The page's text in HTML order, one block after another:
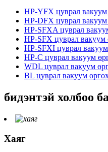
HP-YFX цуврал вакуум
HP-DFX цуврал вакуум
HP-SFXA цуврал
HP-SFX цуврал вакуум
HP-SFXI цуврал
HP-C цуврал вакуум
WDL цуврал вакуум
BL цуврал вакуум
бидэнтэй холбоо
Хаяг